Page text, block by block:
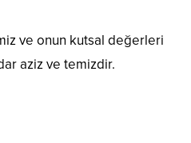
ve onun kutsal değerleri
aziz ve temizdir.